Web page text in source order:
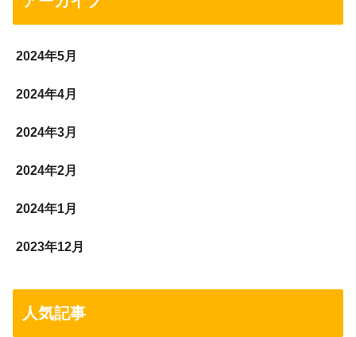
2024年5月
2024年4月
2024年3月
2024年2月
2024年1月
2023年12月
人気記事